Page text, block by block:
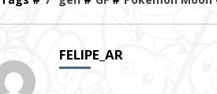
FELIPE_AR